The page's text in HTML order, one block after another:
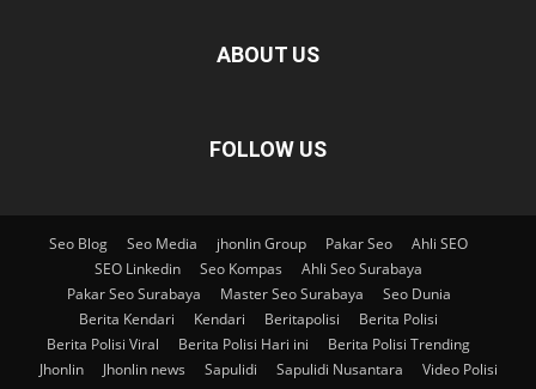
ABOUT US
FOLLOW US
Seo Blog Seo Media jhonlin Group Pakar Seo
Ahli SEO
SEO Linkedin
Seo Kompas
Ahli Seo Surabaya
Pakar Seo Surabaya
Master Seo Surabaya
Seo Dunia
Berita Kendari
Kendari Beritapolisi
Berita Polisi
Berita Polisi Viral
Berita Polisi Hari ini
Berita Polisi Trending
Jhonlin
Jhonlin news Sapulidi Sapulidi Nusantara Video Polisi